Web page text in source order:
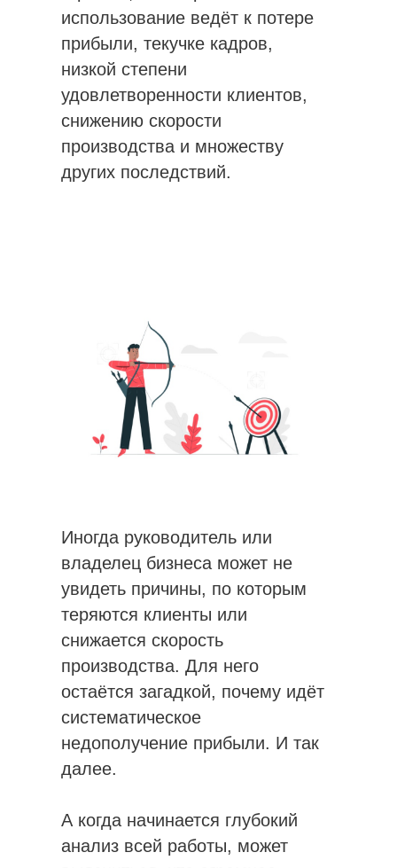
использование ведёт к потере
прибыли, текучке кадров,
низкой степени
удовлетворенности клиентов,
снижению скорости
производства и множеству
других последствий.
Иногда руководитель или
владелец бизнеса может не
увидеть причины, по которым
теряются клиенты или
снижается скорость
производства. Для него
остаётся загадкой, почему идёт
систематическое
недополучение прибыли. И так
далее.
А когда начинается глубокий
анализ всей работы, может